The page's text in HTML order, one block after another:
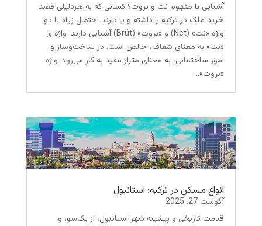
آشنایی با مفهوم نت و بروت؟ کسانی که به هردلیلی قصد
خرید ملک در ترکیه را داشته و یا دارند احتمال زیاد با دو
واژه «نت» (Net) و «بروت» (Brüt) آشنایی دارند. واژه ی
«نت» به معنای شفاف، خالص است. در ساخت‌وساز و
امور ساختمانی، به معنای متراژ مفید به کار می‌رود. واژه
«بروت»...
انواع مسکن در ترکیه: استانبول
آگوست 27, 2025
قدمت تاریخی و پیشینه شهر استانبول، از یک‌سو، و